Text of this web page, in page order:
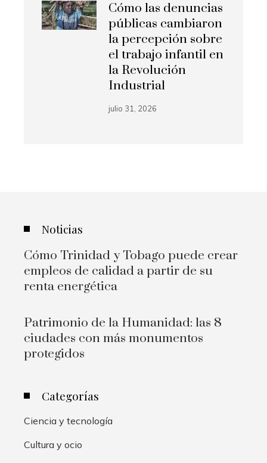
Cómo las denuncias
públicas cambiaron
la percepción sobre
el trabajo infantil en
la Revolución
Industrial
julio 31, 2026
Noticias
Cómo Trinidad y Tobago puede crear
empleos de calidad a partir de su
renta energética
Patrimonio de la Humanidad: las 8
ciudades con más monumentos
protegidos
Categorías
Ciencia y tecnología
Cultura y ocio